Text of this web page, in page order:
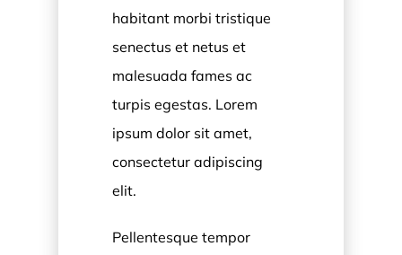
habitant morbi tristique
senectus et netus et
malesuada fames ac
turpis egestas. Lorem
ipsum dolor sit amet,
consectetur adipiscing
elit.
Pellentesque tempor